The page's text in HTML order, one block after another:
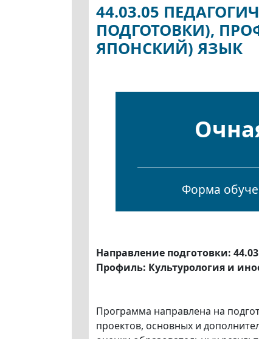
44.03.05
ПОДГОТОВКИ),
ЯПОНСКИЙ) ЯЗЫК
Форма
Направление подготовки:
Профиль: Культурология и
Программа направлена на
проектов, основных и